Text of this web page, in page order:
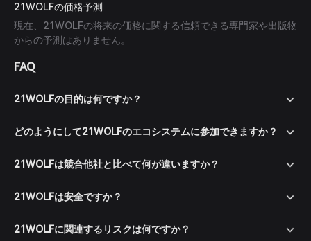
21WOLFの価格予測
現在、21WOLFの将来の価格に関する信頼できる専門家や出版物
からの予測はありません。
FAQ
21WOLFの目的は何ですか？
どのようにして21WOLFのエコシステムに参加できますか？
21WOLFは競合他社と比べて何が違いますか？
21WOLFは安全ですか？
21WOLFに関連するリスクは何ですか？